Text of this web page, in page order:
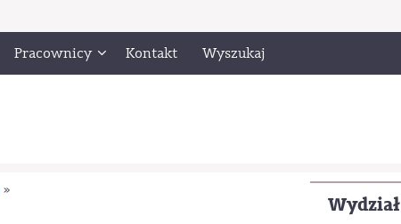
Pracownicy Kontakt Wyszukaj
Wydział
»